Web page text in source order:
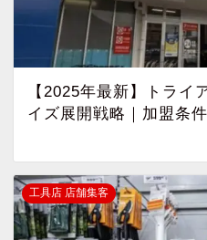
【2025年最新】トライ
イズ展開戦略｜加盟条
工具店 店舗集客